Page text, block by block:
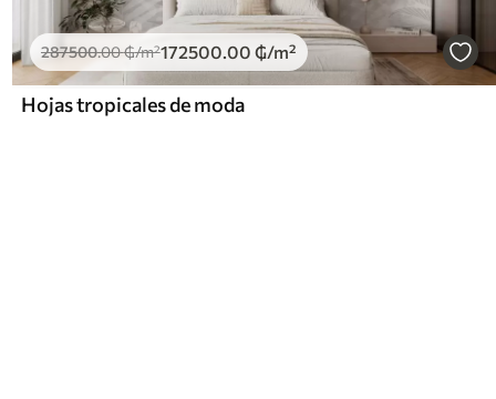
287500.00₲/m²172500.00 ₲/m²
Hojas tropicales de moda